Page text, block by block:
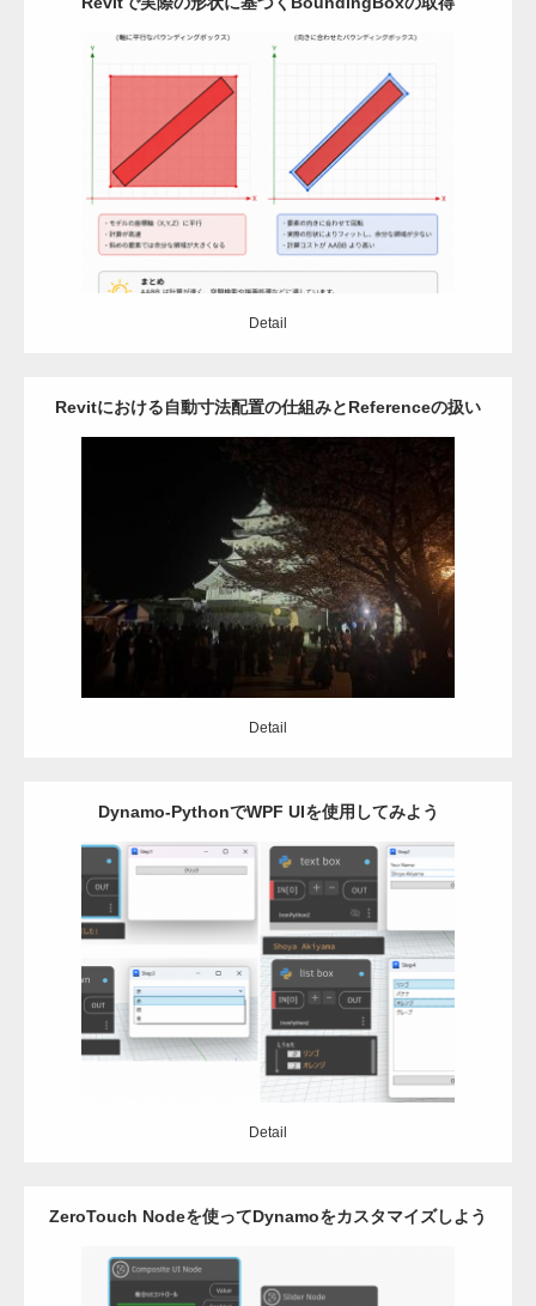
Category: アドイン C#
Detail
Detail
Revitにおける自動寸法配置の仕組みとReferenceの扱い
アドイン 自動設計 API
Detail
Dynamo-PythonでWPF UIを使用してみよう
Category:Dynamo Revit python
Detail
Detail
ZeroTouch Nodeを使ってDynamoをカスタマイズしよう